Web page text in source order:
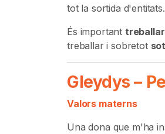
tot la sortida d'entitats.
És important
treballar i sobretot
Gleydys –
Valors materns
Una dona que m'ha